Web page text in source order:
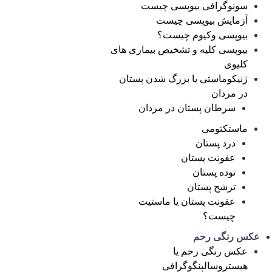
سونوگرافی بیوپسی چیست
آزمایش بیوپسی چیست
بیوپسی وکیوم چیست؟
بیوپسی کلیه و تشخیص بیماری های
کلیوی
ژنیکوماستی یا بزرگ شدن پستان
در مردان
سرطان پستان در مردان
ماستکتومی
درد پستان
عفونت پستان
توده پستان
ترشح پستان
عفونت پستان یا ماستیت
چیست؟
عکس رنگی رحم
عکس رنگی رحم یا
هیستروسالپنگوگرافی